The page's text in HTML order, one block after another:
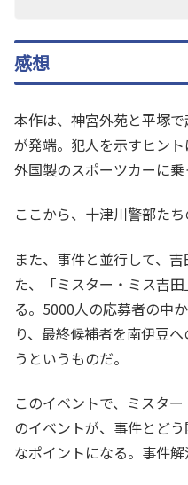
感想
本作は、神宮外苑と平塚
が発端。犯人を示すヒント
外国製のスポーツカーに乗
ここから、十津川警部た
また、事件と並行して、
た、「ミスター・ミス吉
る。5000人の応募者の中
り、最終候補者を南伊豆
うというものだ。
このイベントで、ミスタ
のイベントが、事件とど
なポイントになる。事件解